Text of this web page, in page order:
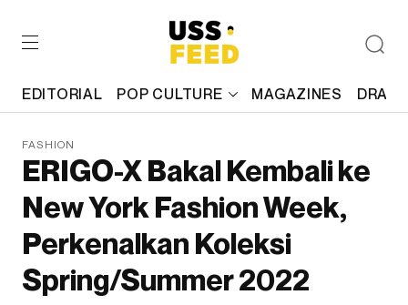
EDITORIAL POP CULTURE MAGAZINES
FASHION
ERIGO-X Bakal Kembali ke
New York Fashion Week,
Perkenalkan Koleksi
Spring/Summer 2022